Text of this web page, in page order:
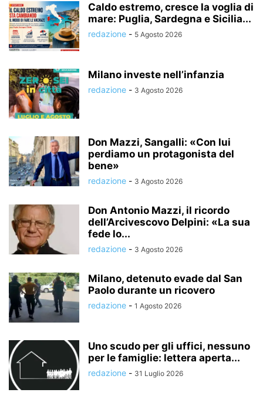
Caldo estremo, cresce la voglia di
mare: Puglia, Sardegna e Sicilia...
redazione - 5 Agosto 2026
Milano investe nell’infanzia
redazione - 3 Agosto 2026
Don Mazzi, Sangalli: «Con lui
perdiamo un protagonista del
bene»
redazione - 3 Agosto 2026
Don Antonio Mazzi, il ricordo
dell’Arcivescovo Delpini: «La sua
fede lo...
redazione - 3 Agosto 2026
Milano, detenuto evade dal San
Paolo durante un ricovero
redazione - 1 Agosto 2026
Uno scudo per gli uffici, nessuno
per le famiglie: lettera aperta...
redazione - 31 Luglio 2026